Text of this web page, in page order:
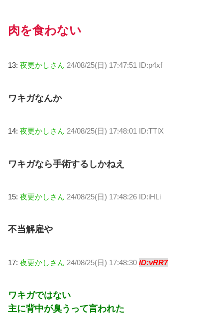
肉を食わない
13: 夜更かしさん 24/08/25(日) 17:47:51 ID:p4xf
ワキガなんか
14: 夜更かしさん 24/08/25(日) 17:48:01 ID:TTlX
ワキガなら手術するしかねえ
15: 夜更かしさん 24/08/25(日) 17:48:26 ID:iHLi
不当解雇や
17: 夜更かしさん 24/08/25(日) 17:48:30 ID:vRR7
ワキガではない
主に背中が臭うって言われた